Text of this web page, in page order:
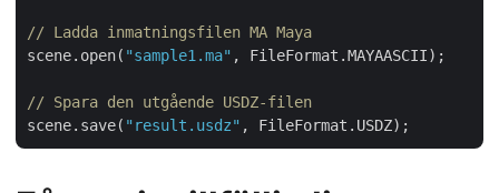
// Ladda inmatningsfilen MA Maya
scene.open( "sample1.ma" , FileFormat.MAYAASCII);
// Spara den utgående USDZ-filen
scene.save( "result.usdz"